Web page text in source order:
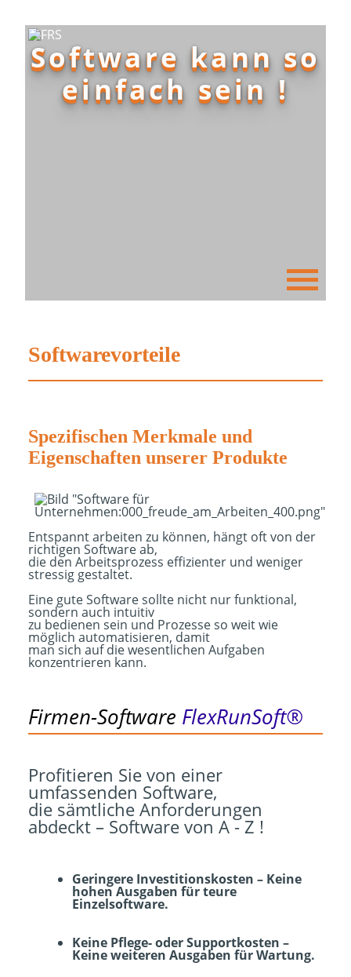
Software kann so
einfach sein !
Softwarevorteile
Spezifischen Merkmale und
Eigenschaften unserer Produkte
Entspannt arbeiten zu können, hängt oft von der
richtigen Software ab,
die den Arbeitsprozess effizienter und weniger
stressig gestaltet.
Eine gute Software sollte nicht nur funktional,
sondern auch intuitiv
zu bedienen sein und Prozesse so weit wie
möglich automatisieren, damit
man sich auf die wesentlichen Aufgaben
konzentrieren kann.
Firmen-Software FlexRunSoft®
Profitieren Sie von einer
umfassenden Software,
die sämtliche Anforderungen
abdeckt – Software von A - Z !
Geringere Investitionskosten – Keine
hohen Ausgaben für teure
Einzelsoftware.
Keine Pflege- oder Supportkosten –
Keine weiteren Ausgaben für Wartung.